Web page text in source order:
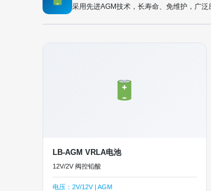
采用先进AGM技术，长寿命、免维护，广
LB-AGM VRLA电池
12V/2V 阀控铅酸
电压：2V/12V | AGM